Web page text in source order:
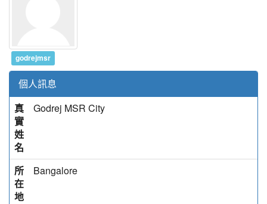
godrejmsr
個人訊息
真
實
姓
名
Godrej MSR City
所
在
地
Bangalore